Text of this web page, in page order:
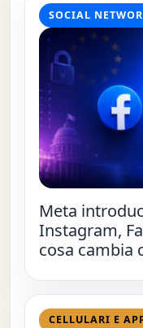
SOCIAL
Meta
Instagram,
cosa cambia
CELLULARI E